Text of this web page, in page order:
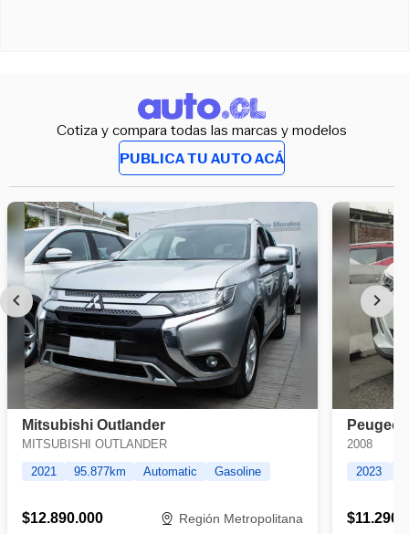
Cotiza y compara todas las marcas y modelos
PUBLICA TU AUTO ACÁ